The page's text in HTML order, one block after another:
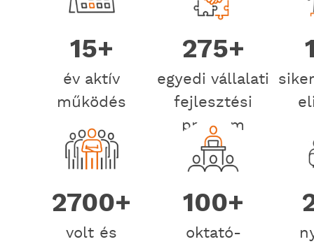
15+
év aktív
működés
275+
egyedi vállalati
fejlesztési
program
2700+
volt és
100+
oktató-